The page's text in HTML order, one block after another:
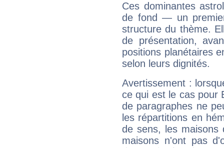
Ces dominantes
de fond — un
structure du thème.
de présentation,
positions planétaires
selon leurs dignités.
Avertissement :
ce qui est le cas pour
de paragraphes ne
les répartitions en
de sens, les maisons
maisons n'ont pas